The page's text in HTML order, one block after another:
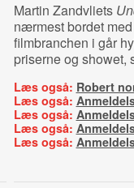
Martin Zandvliets
nærmest bordet
filmbranchen i går
priserne og showet,
Læs også: Robert
Læs også:
Læs også:
Læs også:
Læs også: